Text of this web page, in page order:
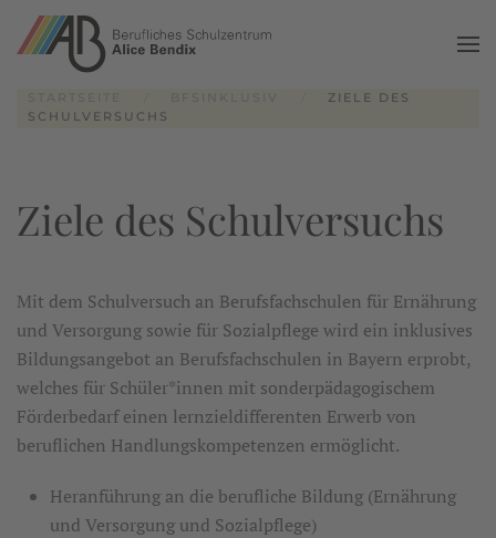
Zum Hauptinhalt springen
ZIELE DES
SCHULVERSUCHS
Ziele des Schulversuchs
Mit dem Schulversuch an Berufsfachschulen für Ernährung
und Versorgung sowie für Sozialpflege wird ein inklusives
Bildungsangebot an Berufsfachschulen in Bayern erprobt,
welches für Schüler*innen mit sonderpädagogischem
Förderbedarf einen lernzieldifferenten Erwerb von
beruflichen Handlungskompetenzen ermöglicht.
Heranführung an die berufliche Bildung (Ernährung
und Versorgung und Sozialpflege)